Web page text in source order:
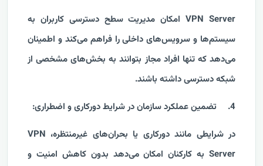
VPN Server امکان مدیریت سطح دسترسی کاربران به
سیستم‌ها و سرویس‌های داخلی را فراهم می‌کند و اطمینان
می‌دهد که تنها افراد مجاز بتوانند به بخش‌های مشخصی از
شبکه دسترسی داشته باشند.
4. تضمین عملکرد سازمان در شرایط دورکاری و اضطراری:
در شرایطی مانند دورکاری یا بحران‌های غیرمنتظره، VPN
Server به کارکنان امکان می‌دهد بدون کاهش امنیت و